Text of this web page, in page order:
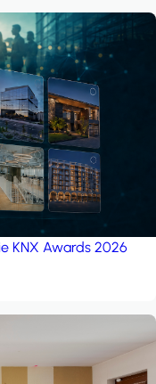
KNX Awards 2026